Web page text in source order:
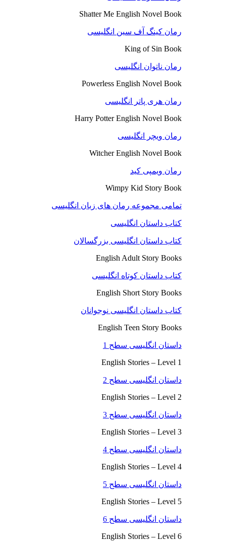
Shatter Me English Novel Book
رمان کینگ آف سین انگلیسی
King of Sin Book
رمان ناتوان انگلیسی
Powerless English Novel Book
رمان هری پاتر انگلیسی
Harry Potter English Novel Book
رمان ویچر انگلیسی
Witcher English Novel Book
رمان ویمپی کید
Wimpy Kid Story Book
تمامی مجموعه رمان های زبان انگلیسی
کتاب داستان انگلیسی
کتاب داستان انگلیسی بزرگسالان
English Adult Story Books
کتاب داستان کوتاه انگلیسی
English Short Story Books
کتاب داستان انگلیسی نوجوانان
English Teen Story Books
داستان انگلیسی سطح 1
English Stories – Level 1
داستان انگلیسی سطح 2
English Stories – Level 2
داستان انگلیسی سطح 3
English Stories – Level 3
داستان انگلیسی سطح 4
English Stories – Level 4
داستان انگلیسی سطح 5
English Stories – Level 5
داستان انگلیسی سطح 6
English Stories – Level 6